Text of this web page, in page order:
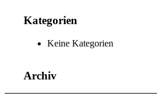
Kategorien
Keine Kategorien
Archiv